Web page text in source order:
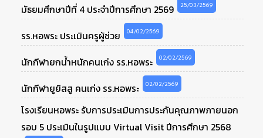
มัธยมศึกษาปีที่ 4 ประจำปีการศึกษา 2569
25/03/2569
รร.หอพระ ประเมินครูผู้ช่วย 04/02/2569
นักกีฬายกน้ำหนักคนเก่ง รร.หอพระ 02/02/2569
นักกีฬายูยิสสู คนเก่ง รร.หอพระ 02/02/2569
โรงเรียนหอพระ รับการประเมินการประกันคุณภาพภายนอก
รอบ 5 ประเมินในรูปแบบ Virtual Visit ปีการศึกษา 2568